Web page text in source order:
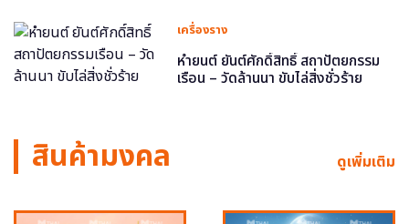
เครื่องราง
หำยนต์ ยันต์ศักดิ์สิทธิ์ สถาปัตยกรรม
เรือน – วัดล้านนา ขับไล่สิ่งชั่วร้าย
สินค้ามงคล ดูเพิ่มเติม